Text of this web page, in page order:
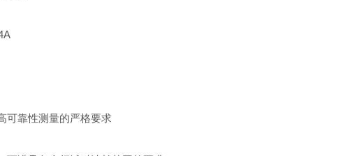
靠性测量的严格要求